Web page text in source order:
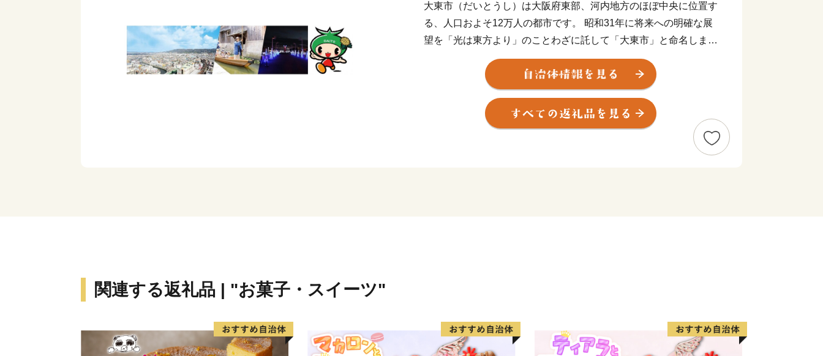
大東市（だいとうし）は大阪府東部、河内地方のほぼ中央に位置す
る、人口およそ12万人の都市です。 昭和31年に将来への明確な展
望を「光は東方より」のことわざに託して「大東市」と命名しまし
飯盛山をはじめとする豊かな自然と平安時代から大阪と奈良を結ぶ
交通の要衝として栄えた歴史・文化が調和したまちとして、また、
近代から現代にかけては活力あるものづくりのまちとして発展を遂
関連する返礼品 | "お菓子・スイーツ"